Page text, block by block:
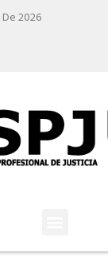
2026